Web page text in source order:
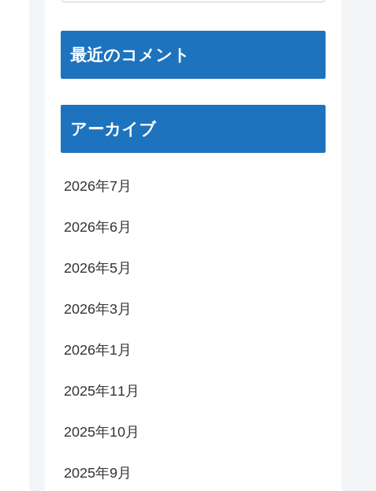
最近のコメント
アーカイブ
2026年7月
2026年6月
2026年5月
2026年3月
2026年1月
2025年11月
2025年10月
2025年9月